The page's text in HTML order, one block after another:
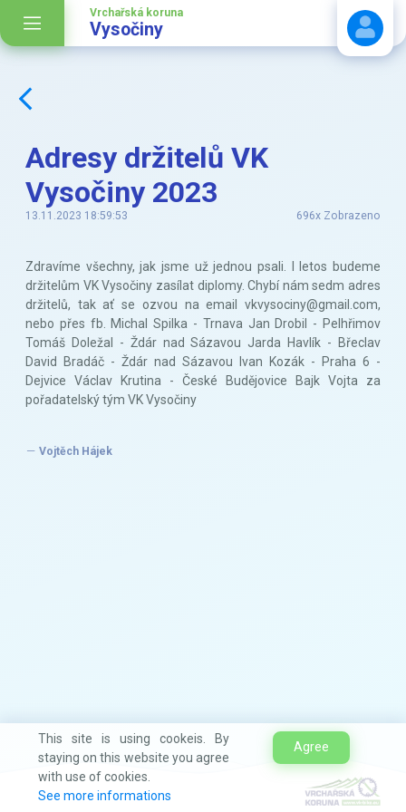
Vrchařská koruna
Vysočiny
Adresy držitelů VK
Vysočiny 2023
13.11.2023 18:59:53 696x Zobrazeno
Zdravíme všechny, jak jsme už jednou psali. I letos budeme
držitelům VK Vysočiny zasílat diplomy. Chybí nám sedm adres
držitelů, tak ať se ozvou na email vkvysociny@gmail.com,
nebo přes fb. Michal Spilka - Trnava Jan Drobil - Pelhřimov
Tomáš Doležal - Ždár nad Sázavou Jarda Havlík - Břeclav
David Bradáč - Ždár nad Sázavou Ivan Kozák - Praha 6 -
Dejvice Václav Krutina - České Budějovice Bajk Vojta za
pořadatelský tým VK Vysočiny
Vojtěch Hájek
This site is using cookeis. By
staying on this website you agree
with use of cookies.
See more informations
Agree